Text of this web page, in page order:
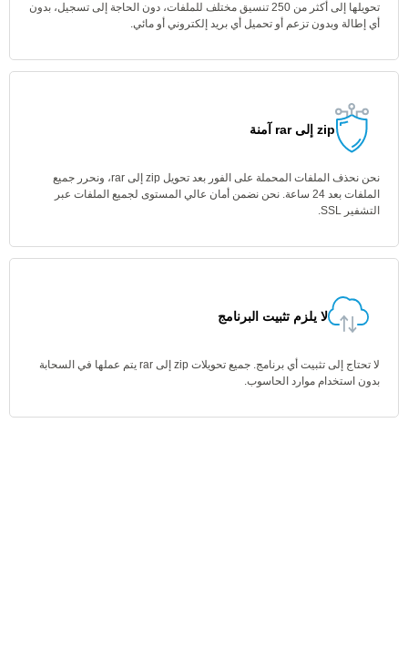
تحويلها إلى أكثر من 250 تنسيق مختلف للملفات، دون الحاجة إلى تسجيل، بدون
أي إطالة وبدون تزعم أو تحميل أي بريد إلكتروني أو مائي.
zip إلى rar آمنة
نحن نحذف الملفات المحملة على الفور بعد تحويل zip إلى rar، ونحرر جميع
الملفات بعد 24 ساعة. نحن نضمن أمان عالي المستوى لجميع الملفات عبر
التشفير SSL.
لا يلزم تثبيت البرنامج
لا تحتاج إلى تثبيت أي برنامج. جميع تحويلات zip إلى rar يتم عملها في السحابة
بدون استخدام موارد الحاسوب.